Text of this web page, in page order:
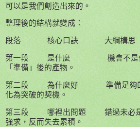
可以是我們創造出來的。
整理後的結構就變成：
段落 核心口訣 大綱構思
第一段
是什麼
機會不
「準備」後的產物。
第二段
為什麼好
準備足夠
化為突破的契機。
第三段
哪裡出問題
錯過未必
強求，反而失去累積。